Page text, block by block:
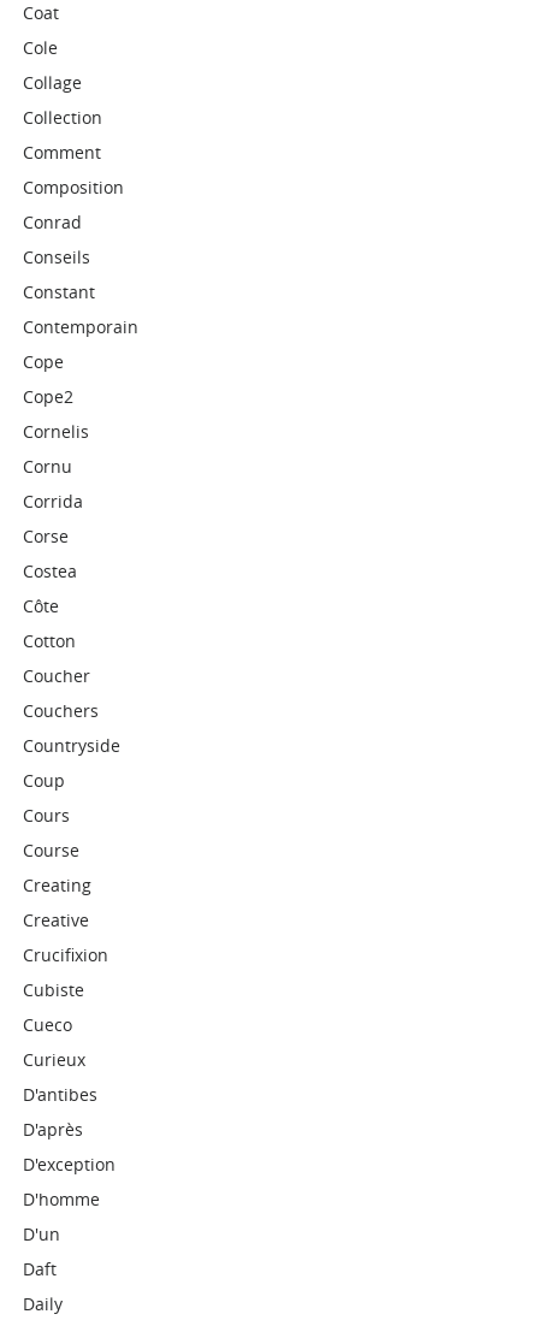
Coat
Cole
Collage
Collection
Comment
Composition
Conrad
Conseils
Constant
Contemporain
Cope
Cope2
Cornelis
Cornu
Corrida
Corse
Costea
Côte
Cotton
Coucher
Couchers
Countryside
Coup
Cours
Course
Creating
Creative
Crucifixion
Cubiste
Cueco
Curieux
D'antibes
D'après
D'exception
D'homme
D'un
Daft
Daily